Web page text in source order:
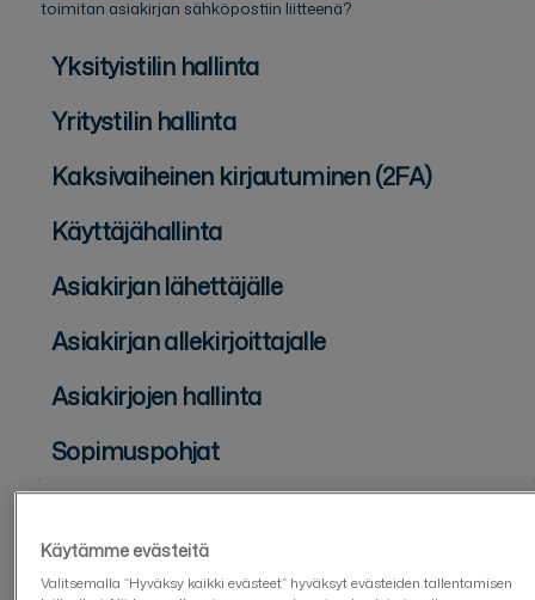
toimitan asiakirjan sähköpostiin liitteenä?
Yksityistilin hallinta
Yritystilin hallinta
Kaksivaiheinen kirjautuminen (2FA)
Käyttäjähallinta
Asiakirjan lähettäjälle
Asiakirjan allekirjoittajalle
Asiakirjojen hallinta
Sopimuspohjat
Lomaketyökalu
Lomakkeen luominen
Käytämme evästeitä
Valitsemalla “Hyväksy kaikki evästeet” hyväksyt evästeiden tallentamisen